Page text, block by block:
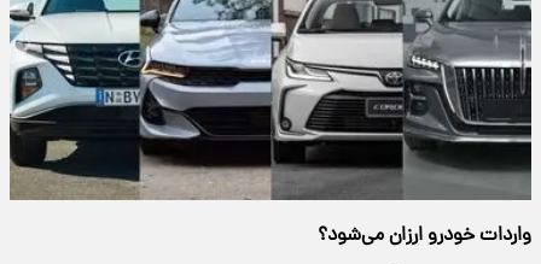
واردات خودرو ارزان می‌شود؟